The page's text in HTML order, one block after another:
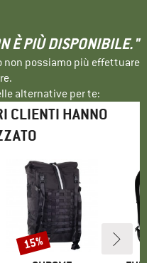
È PIÙ DISPONIBILE."
non possiamo più effettuare
alternative per te:
CLIENTI HANNO
Sconto
15%